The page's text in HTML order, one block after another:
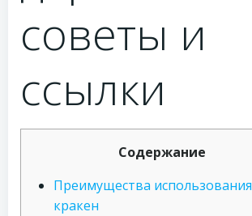
советы и
ссылки
Содержание
Преимущества использования
кракен